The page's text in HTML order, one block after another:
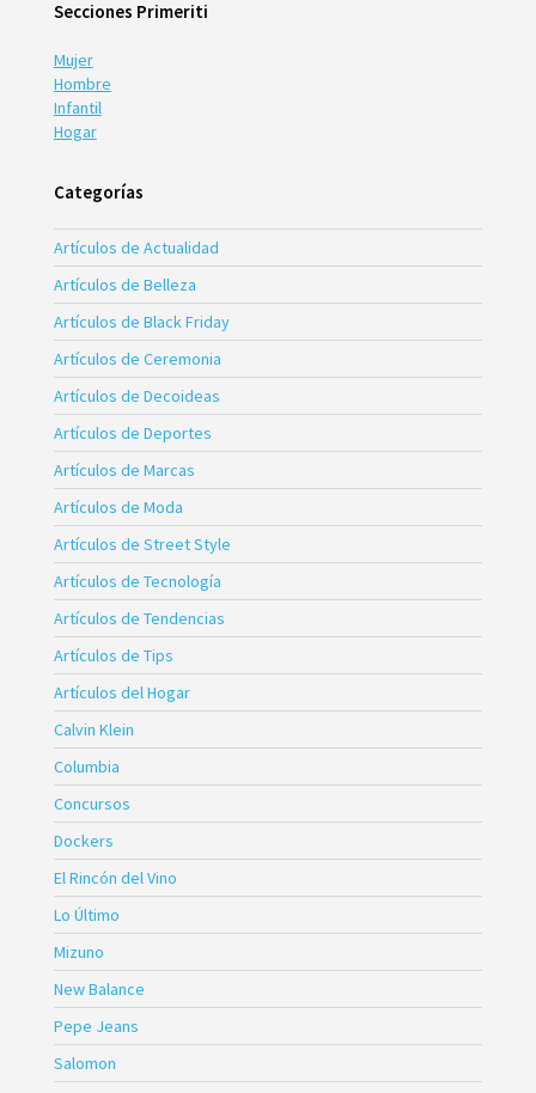
Secciones Primeriti
Mujer
Hombre
Infantil
Hogar
Categorías
Artículos de Actualidad
Artículos de Belleza
Artículos de Black Friday
Artículos de Ceremonia
Artículos de Decoideas
Artículos de Deportes
Artículos de Marcas
Artículos de Moda
Artículos de Street Style
Artículos de Tecnología
Artículos de Tendencias
Artículos de Tips
Artículos del Hogar
Calvin Klein
Columbia
Concursos
Dockers
El Rincón del Vino
Lo Último
Mizuno
New Balance
Pepe Jeans
Salomon